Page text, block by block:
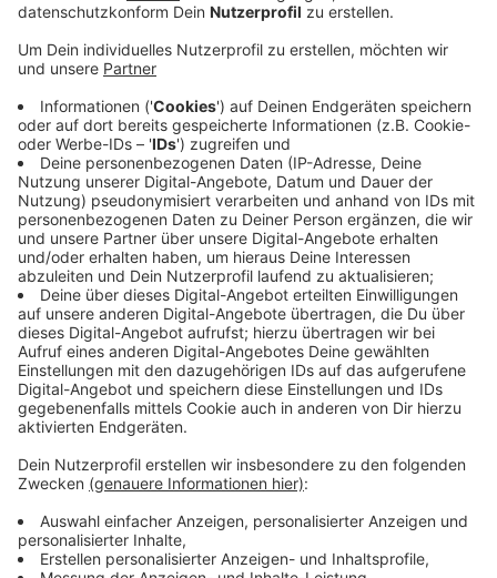
Ein traumatisches Ereignis zwingt George zur Flucht –
und katapultiert ihn in ein abenteuerliches Leben, das
ihn von der Karibik über die Arktis bis nach Nordamerika
führt. Auf seiner Reise begegnet er Menschen, die ihn
prägen, herausfordern und ihm neue Wege eröffnen –
darunter auch der charismatische Medwin Harris
(Sterling K. Brown), der selbst eine dunkle
Vergangenheit hinter sich hat.
Streaming-Dienst: Disney+
Anzeige
Zustimmung, um den YouTube
Video-Service zu laden!